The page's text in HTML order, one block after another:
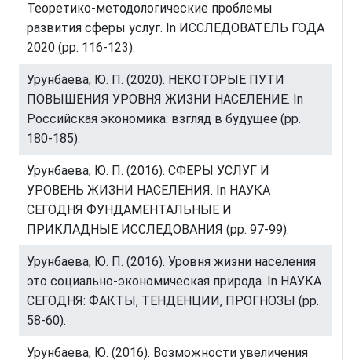
Теоретико-методологические проблемы
развития сферы услуг. In ИССЛЕДОВАТЕЛЬ ГОДА
2020 (pp. 116-123).
Урунбаева, Ю. П. (2020). НЕКОТОРЫЕ ПУТИ
ПОВЫШЕНИЯ УРОВНЯ ЖИЗНИ НАСЕЛЕНИЕ. In
Российская экономика: взгляд в будущее (pp.
180-185).
Урунбаева, Ю. П. (2016). СФЕРЫ УСЛУГ И
УРОВЕНЬ ЖИЗНИ НАСЕЛЕНИЯ. In НАУКА
СЕГОДНЯ ФУНДАМЕНТАЛЬНЫЕ И
ПРИКЛАДНЫЕ ИССЛЕДОВАНИЯ (pp. 97-99).
Урунбаева, Ю. П. (2016). Уровня жизни населения
это социально-экономическая природа. In НАУКА
СЕГОДНЯ: ФАКТЫ, ТЕНДЕНЦИИ, ПРОГНОЗЫ (pp.
58-60).
Урунбаева, Ю. (2016). Возможности увеличения